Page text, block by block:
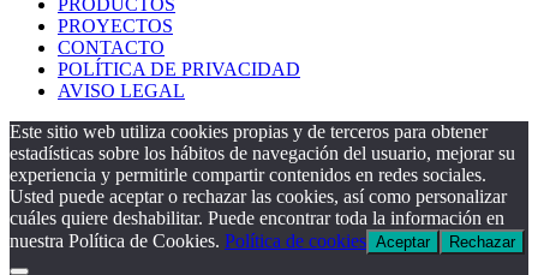
PRODUCTOS
PROYECTOS
CONTACTO
POLÍTICA DE PRIVACIDAD
AVISO LEGAL
Este sitio web utiliza cookies propias y de terceros para obtener
estadísticas sobre los hábitos de navegación del usuario, mejorar su
experiencia y permitirle compartir contenidos en redes sociales.
Usted puede aceptar o rechazar las cookies, así como personalizar
cuáles quiere deshabilitar. Puede encontrar toda la información en
nuestra Política de Cookies. Política de cookies Aceptar Rechazar